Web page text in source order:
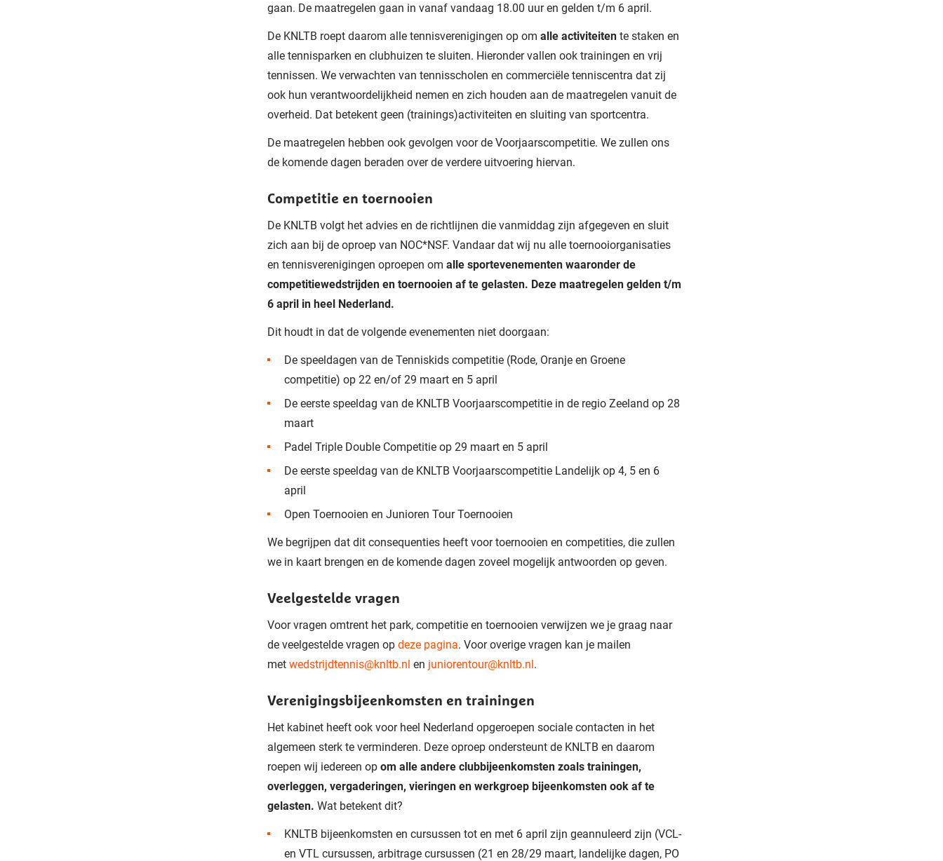
gaan. De maatregelen gaan in vanaf vandaag 18.00 uur en gelden t/m 6 april.
De KNLTB roept daarom alle tennisverenigingen op om alle activiteiten te staken en
alle tennisparken en clubhuizen te sluiten. Hieronder vallen ook trainingen en vrij
tennissen. We verwachten van tennisscholen en commerciële tenniscentra dat zij
ook hun verantwoordelijkheid nemen en zich houden aan de maatregelen vanuit de
overheid. Dat betekent geen (trainings)activiteiten en sluiting van sportcentra.
De maatregelen hebben ook gevolgen voor de Voorjaarscompetitie. We zullen ons
de komende dagen beraden over de verdere uitvoering hiervan.
Competitie en toernooien
De KNLTB volgt het advies en de richtlijnen die vanmiddag zijn afgegeven en sluit
zich aan bij de oproep van NOC*NSF. Vandaar dat wij nu alle toernooiorganisaties
en tennisverenigingen oproepen om alle sportevenementen waaronder de
competitiewedstrijden en toernooien af te gelasten. Deze maatregelen gelden t/m
6 april in heel Nederland.
Dit houdt in dat de volgende evenementen niet doorgaan:
De speeldagen van de Tenniskids competitie (Rode, Oranje en Groene
competitie) op 22 en/of 29 maart en 5 april
De eerste speeldag van de KNLTB Voorjaarscompetitie in de regio Zeeland op 28
maart
Padel Triple Double Competitie op 29 maart en 5 april
De eerste speeldag van de KNLTB Voorjaarscompetitie Landelijk op 4, 5 en 6
april
Open Toernooien en Junioren Tour Toernooien
We begrijpen dat dit consequenties heeft voor toernooien en competities, die zullen
we in kaart brengen en de komende dagen zoveel mogelijk antwoorden op geven.
Veelgestelde vragen
Voor vragen omtrent het park, competitie en toernooien verwijzen we je graag naar
de veelgestelde vragen op deze pagina. Voor overige vragen kan je mailen
met wedstrijdtennis@knltb.nl en juniorentour@knltb.nl.
Verenigingsbijeenkomsten en trainingen
Het kabinet heeft ook voor heel Nederland opgeroepen sociale contacten in het
algemeen sterk te verminderen. Deze oproep ondersteunt de KNLTB en daarom
roepen wij iedereen op om alle andere clubbijeenkomsten zoals trainingen,
overleggen, vergaderingen, vieringen en werkgroep bijeenkomsten ook af te
gelasten. Wat betekent dit?
KNLTB bijeenkomsten en cursussen tot en met 6 april zijn geannuleerd zijn (VCL-
en VTL cursussen, arbitrage cursussen (21 en 28/29 maart, landelijke dagen, PO